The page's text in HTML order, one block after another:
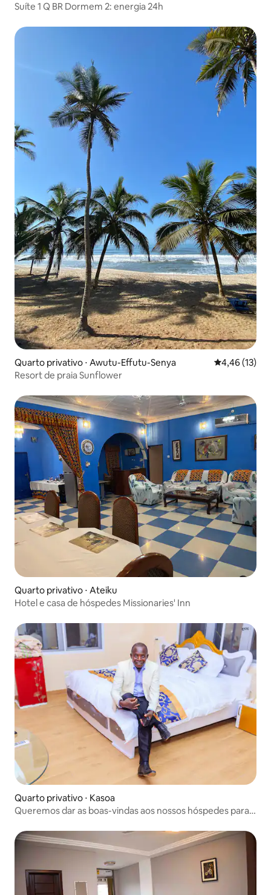
Suíte 1 Q BR Dormem 2: energia 24h
Quarto privativo ⋅ Awutu-Effutu-Senya 4,46 de uma
4,46 (13)
Resort de praia Sunflower
Quarto privativo ⋅ Ateiku
Hotel e casa de hóspedes Missionaries' Inn
Quarto privativo ⋅ Kasoa
Queremos dar as boas-vindas aos nossos hóspedes para